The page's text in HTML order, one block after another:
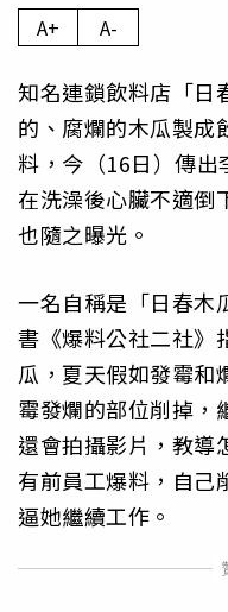
A+ A-
知名連鎖飲料店「日
的、腐爛的木瓜製成
料，今（16日）傳出
在洗澡後心臟不適倒
也隨之曝光。
一名自稱是「日春木
書《爆料公社二社》
瓜，夏天假如發霉和
霉發爛的部位削掉，
還會拍攝影片，教導
有前員工爆料，自己
逼她繼續工作。